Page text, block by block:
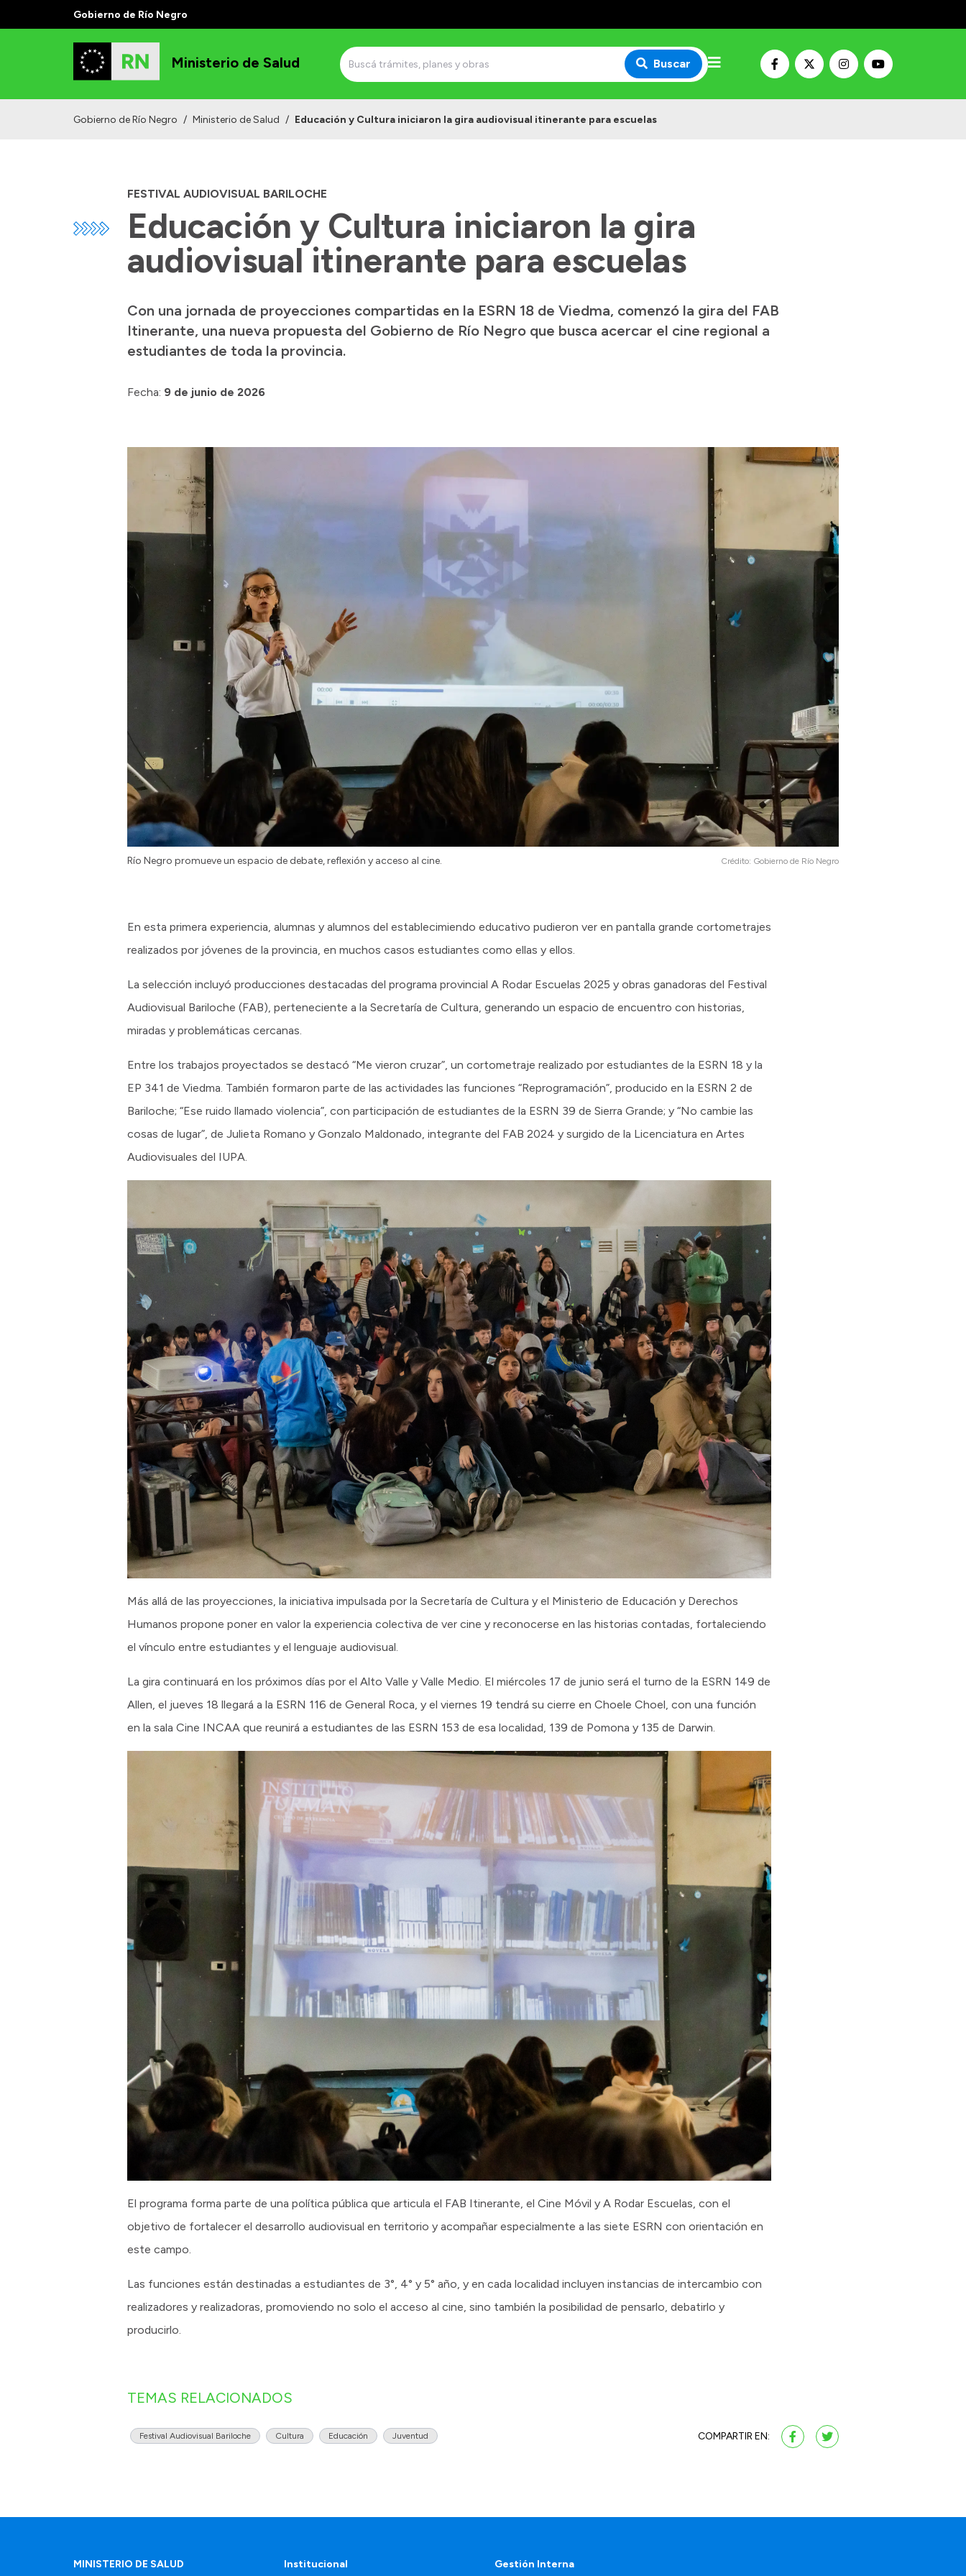
Gobierno de Río Negro
Ministerio de Salud Buscar
Gobierno de Río Negro / Ministerio de Salud / Educación y Cultura iniciaron la gira audiovisual itinerante para escuelas
FESTIVAL AUDIOVISUAL BARILOCHE
Educación y Cultura iniciaron la gira
audiovisual itinerante para escuelas
Con una jornada de proyecciones compartidas en la ESRN 18 de Viedma, comenzó la gira del FAB
Itinerante, una nueva propuesta del Gobierno de Río Negro que busca acercar el cine regional a
estudiantes de toda la provincia.
Fecha: 9 de junio de 2026
Río Negro promueve un espacio de debate, reflexión y acceso al cine. Crédito: Gobierno de Río Negro
En esta primera experiencia, alumnas y alumnos del establecimiendo educativo pudieron ver en pantalla grande cortometrajes
realizados por jóvenes de la provincia, en muchos casos estudiantes como ellas y ellos.
La selección incluyó producciones destacadas del programa provincial A Rodar Escuelas 2025 y obras ganadoras del Festival
Audiovisual Bariloche (FAB), perteneciente a la Secretaría de Cultura, generando un espacio de encuentro con historias,
miradas y problemáticas cercanas.
Entre los trabajos proyectados se destacó “Me vieron cruzar”, un cortometraje realizado por estudiantes de la ESRN 18 y la
EP 341 de Viedma. También formaron parte de las actividades las funciones “Reprogramación”, producido en la ESRN 2 de
Bariloche; “Ese ruido llamado violencia”, con participación de estudiantes de la ESRN 39 de Sierra Grande; y “No cambie las
cosas de lugar”, de Julieta Romano y Gonzalo Maldonado, integrante del FAB 2024 y surgido de la Licenciatura en Artes
Audiovisuales del IUPA.
Más allá de las proyecciones, la iniciativa impulsada por la Secretaría de Cultura y el Ministerio de Educación y Derechos
Humanos propone poner en valor la experiencia colectiva de ver cine y reconocerse en las historias contadas, fortaleciendo
el vínculo entre estudiantes y el lenguaje audiovisual.
La gira continuará en los próximos días por el Alto Valle y Valle Medio. El miércoles 17 de junio será el turno de la ESRN 149 de
Allen, el jueves 18 llegará a la ESRN 116 de General Roca, y el viernes 19 tendrá su cierre en Choele Choel, con una función
en la sala Cine INCAA que reunirá a estudiantes de las ESRN 153 de esa localidad, 139 de Pomona y 135 de Darwin.
El programa forma parte de una política pública que articula el FAB Itinerante, el Cine Móvil y A Rodar Escuelas, con el
objetivo de fortalecer el desarrollo audiovisual en territorio y acompañar especialmente a las siete ESRN con orientación en
este campo.
Las funciones están destinadas a estudiantes de 3°, 4° y 5° año, y en cada localidad incluyen instancias de intercambio con
realizadores y realizadoras, promoviendo no solo el acceso al cine, sino también la posibilidad de pensarlo, debatirlo y
producirlo.
TEMAS RELACIONADOS
Festival Audiovisual Bariloche Cultura Educación Juventud COMPARTIR EN:
MINISTERIO DE SALUD Institucional Gestión Interna